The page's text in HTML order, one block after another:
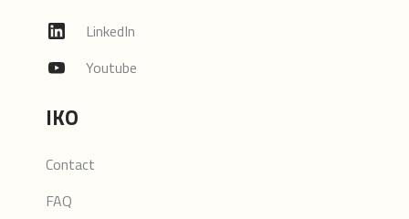
LinkedIn
Youtube
IKO
Contact
FAQ